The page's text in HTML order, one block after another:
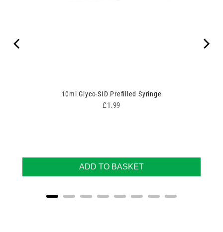
10ml Glyco-SID Prefilled Syringe
Price
£1.99
ADD TO BASKET